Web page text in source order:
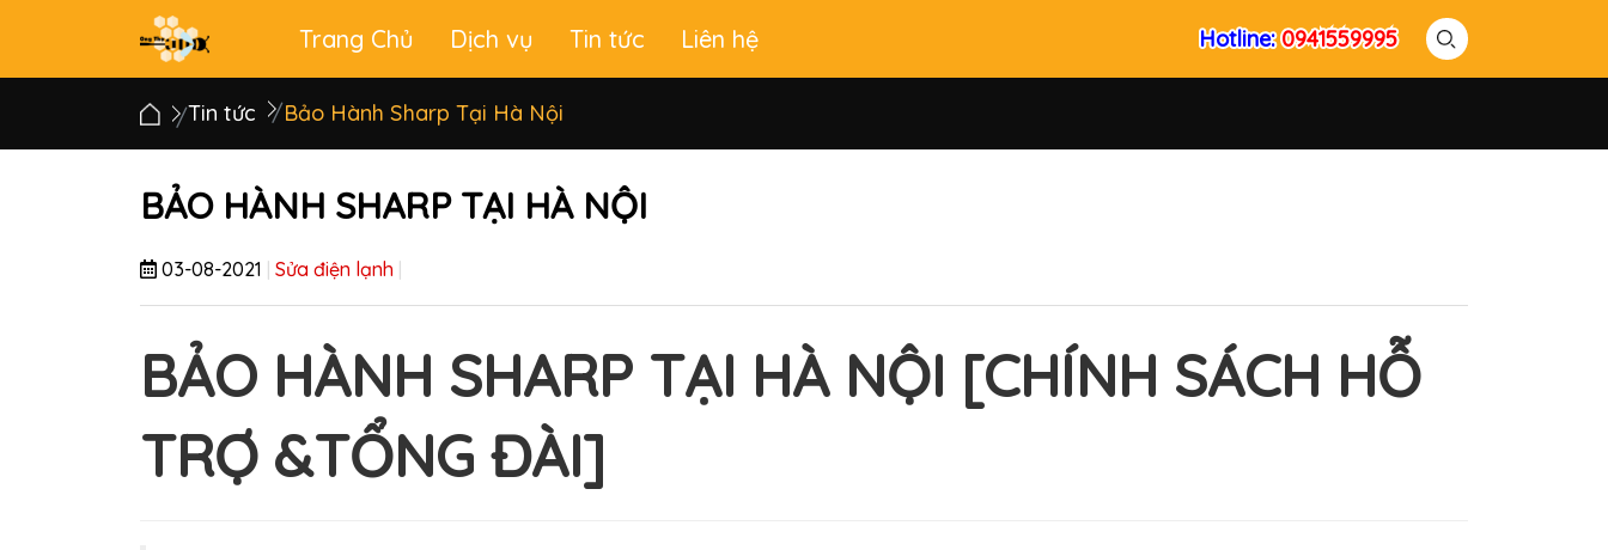
Main
menu
Trang Chủ Dịch vụ Tin tức Liên hệ Hotline:0941559995
Hotline:0941559995
Tin tức Bảo Hành Sharp Tại Hà Nội
BẢO HÀNH SHARP TẠI HÀ NỘI
03-08-2021 Sửa điện lạnh
BẢO HÀNH SHARP TẠI HÀ NỘI [CHÍNH SÁCH HỖ
TRỢ &TỔNG ĐÀI]